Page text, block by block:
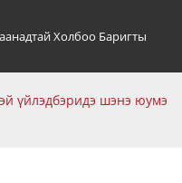
Холбоо Баригты
үйлэдбэридэ шэнэ юумэ